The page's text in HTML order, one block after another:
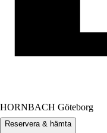
HORNBACH Göteborg
Reservera & hämta